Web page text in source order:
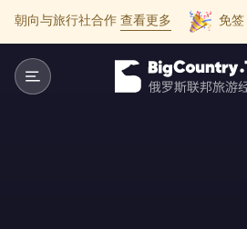
朝向与旅行社合作 查看更多 免签